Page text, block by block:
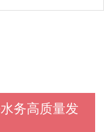
Notice
务高质量发